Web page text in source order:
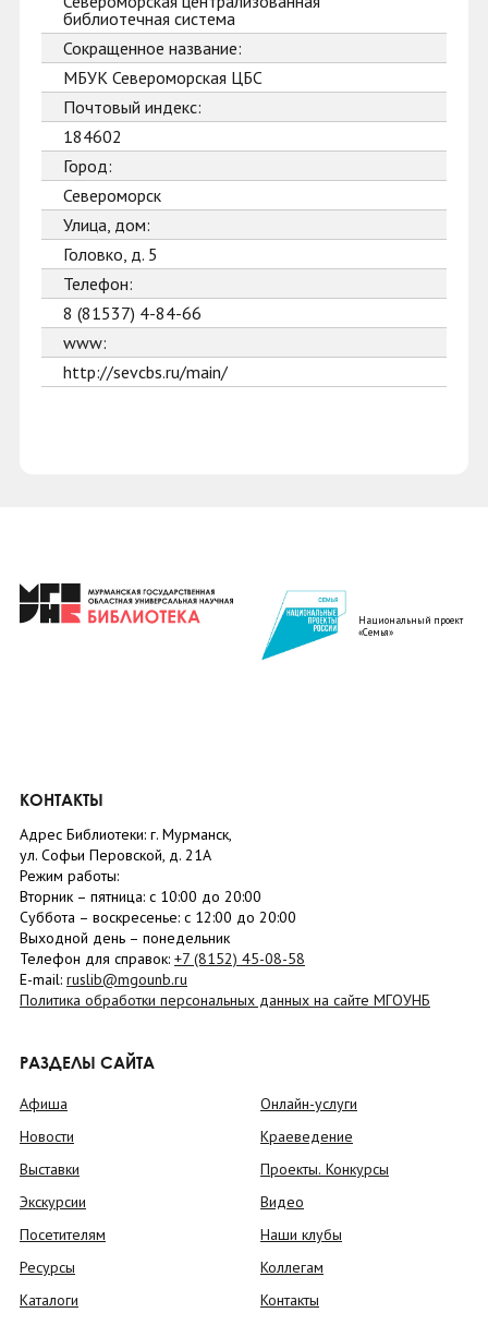
библиотечная система
Сокращенное название:
МБУК Североморская ЦБС
Почтовый индекс:
184602
Город:
Североморск
Улица, дом:
Головко, д. 5
Телефон:
8 (81537) 4-84-66
www:
http://sevcbs.ru/main/
Национальный проект
«Семья»
КОНТАКТЫ
Адрес Библиотеки: г. Мурманск,
ул. Софьи Перовской, д. 21А
Режим работы:
Вторник – пятница: с 10:00 до 20:00
Суббота – воскресенье: c 12:00 до 20:00
Выходной день – понедельник
Телефон для справок: +7 (8152) 45-08-58
E-mail: ruslib@mgounb.ru
Политика обработки персональных данных на сайте МГОУНБ
РАЗДЕЛЫ САЙТА
Афиша
Новости
Выставки
Экскурсии
Посетителям
Ресурсы
Каталоги
Онлайн-услуги
Краеведение
Проекты. Конкурсы
Видео
Наши клубы
Коллегам
Контакты